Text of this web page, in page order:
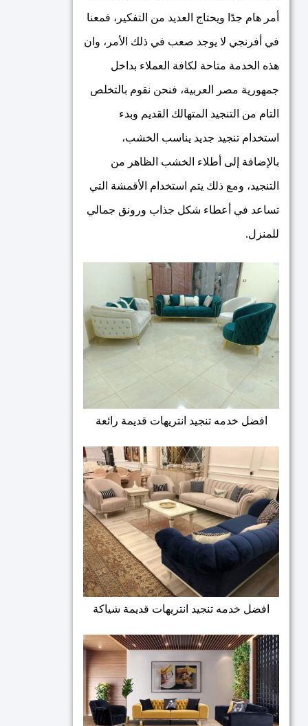
أمر هام جدًا ويحتاج العديد من التفكير، فمعنا
في أفرنجي لا يوجد صعب في ذلك الأمر، وان
هذه الخدمة متاحة لكافة العملاء بداخل
جمهورية مصر العربية، فنحن نقوم بالتخلص
التام من التنجيد المتهالك القديم وبدء
استخدام تنجيد جديد يناسب الخشب،
بالإضافة إلى أطلاء الخشب الظاهر من
التنجيد، ومع ذلك يتم استخدام الأقمشة التي
تساعد في أعطاء شكل جذاب ورونق جمالي
للمنزل.
افضل خدمه تنجيد انتريهات قديمة رائعة
افضل خدمه تنجيد انتريهات قديمة شياكة